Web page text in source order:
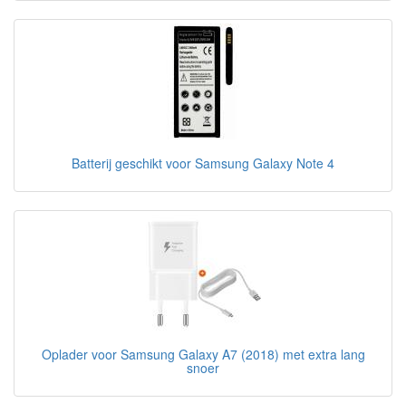
Batterij geschikt voor Samsung Galaxy Note 4
Oplader voor Samsung Galaxy A7 (2018) met extra lang
snoer